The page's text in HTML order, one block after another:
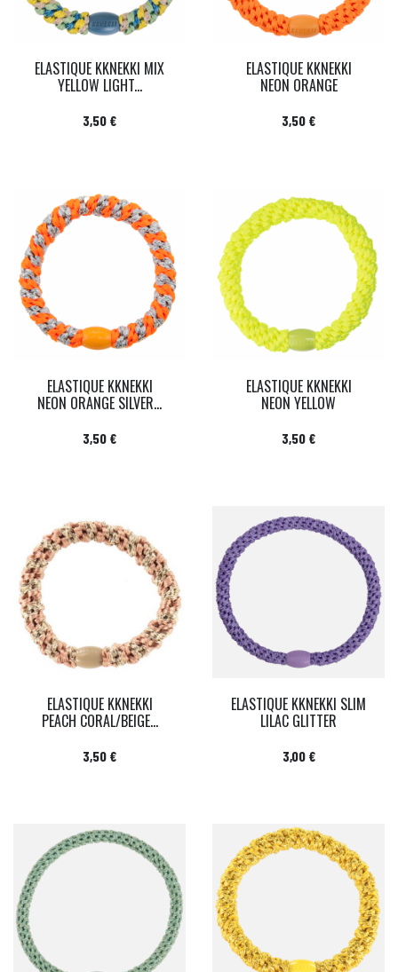
ELASTIQUE KKNEKKI MIX
YELLOW LIGHT...
Prix
3,50 €
ELASTIQUE KKNEKKI
NEON ORANGE
Prix
3,50 €
ELASTIQUE KKNEKKI
NEON ORANGE SILVER...
Prix
3,50 €
ELASTIQUE KKNEKKI
NEON YELLOW
Prix
3,50 €
ELASTIQUE KKNEKKI
PEACH CORAL/BEIGE...
Prix
3,50 €
ELASTIQUE KKNEKKI SLIM
LILAC GLITTER
Prix
3,00 €